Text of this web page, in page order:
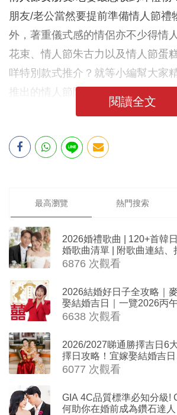
朋友/老公當然要提前準備情人節禮
外，著重儀式感的情侶亦不少得情
花束、情人節朱古力以及情人節蛋
咩特別款式推介？就等小編幫大家
推出的情人節限定系列啦！
閱讀全文
最高瀏覽 熱門搜索
2026婚禮歌曲 | 120+首韓
婚歌曲清單 | 附歌曲連結、
6876 次觀看
2026結婚好日子全攻略｜
娶結婚吉日｜一覽2026丙
擇日結婚+避開沖煞生肖指南
6638 次觀看
2026/2027睇通勝擇吉日6
擇日攻略！宜嫁娶結婚吉
沖生肖一覽
6077 次觀看
GIA 4C品質標準必知分級!
何助你在婚前成為鑽石達人